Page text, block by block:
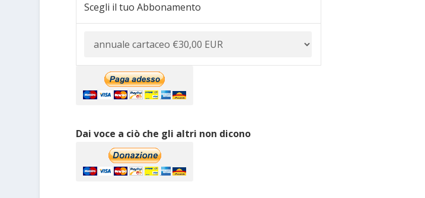
Scegli il tuo Abbonamento
Dai voce a ciò che gli altri non dicono